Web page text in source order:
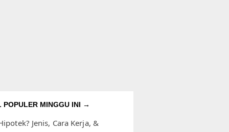
POPULER MINGGU INI →
Jenis, Cara Kerja, &